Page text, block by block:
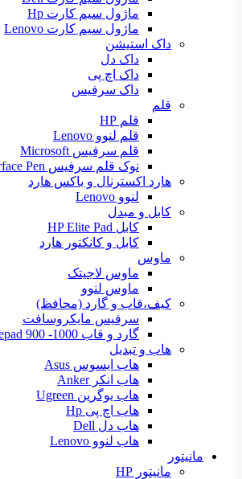
ماژول سیم کارت Hp
ماژول سیم کارت Lenovo
داک استیشن
داک دل
داک اچ پی
داک سرفیس
قلم
قلم HP
قلم لنوو Lenovo
قلم سرفیس Microsoft
نوک قلم سرفیس Surface Pen
هارد اکسترنال و باکس هارد
لنوو Lenovo
کابل و مبدل
کابل HP Elite Pad
کابل و کانکتور هارد
ماوس
ماوس لاجیتک
ماوس لنوو
کیف،قاب و گارد (محافظ)
سرفیس مایکروسافت
گارد و قاب HP Elitepad 900 -1000
هاب و تبدیل
هاب ایسوس Asus
هاب انکر Anker
هاب یوگرین Ugreen
هاب اچ پی Hp
هاب دل Dell
هاب لنوو Lenovo
مانیتور
مانیتور HP